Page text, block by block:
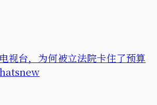
视台，为何被立法院卡住了预算